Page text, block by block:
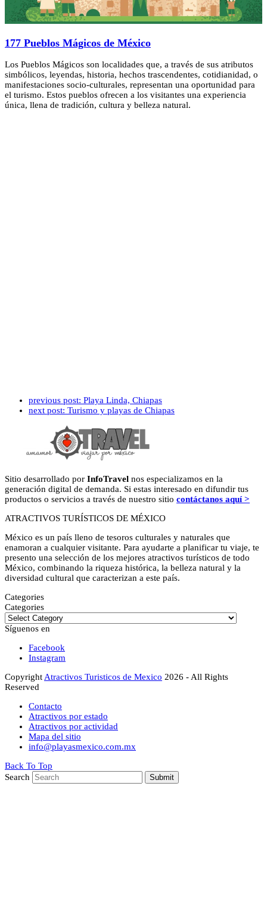
177 Pueblos Mágicos de México
Los Pueblos Mágicos son localidades que, a través de sus atributos
simbólicos, leyendas, historia, hechos trascendentes, cotidianidad, o
manifestaciones socio-culturales, representan una oportunidad para
el turismo. Estos pueblos ofrecen a los visitantes una experiencia
única, llena de tradición, cultura y belleza natural.
previous post: Playa Linda, Chiapas
next post: Turismo y playas de Chiapas
Sitio desarrollado por InfoTravel nos especializamos en la
generación digital de demanda. Si estas interesado en difundir tus
productos o servicios a través de nuestro sitio contáctanos aquí >
ATRACTIVOS TURÍSTICOS DE MÉXICO
México es un país lleno de tesoros culturales y naturales que
enamoran a cualquier visitante. Para ayudarte a planificar tu viaje, te
presento una selección de los mejores atractivos turísticos de todo
México, combinando la riqueza histórica, la belleza natural y la
diversidad cultural que caracterizan a este país.
Categories
Categories
Síguenos en
Facebook
Instagram
CopyrightAtractivos Turisticos de Mexico 2026 - All Rights
Reserved
Contacto
Atractivos por estado
Atractivos por actividad
Mapa del sitio
info@playasmexico.com.mx
Back To Top
Search
Submit